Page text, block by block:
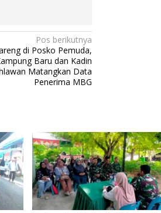
Pos berikutnya
di Posko Pemuda,
Baru dan Kadin
Matangkan Data
Penerima MBG